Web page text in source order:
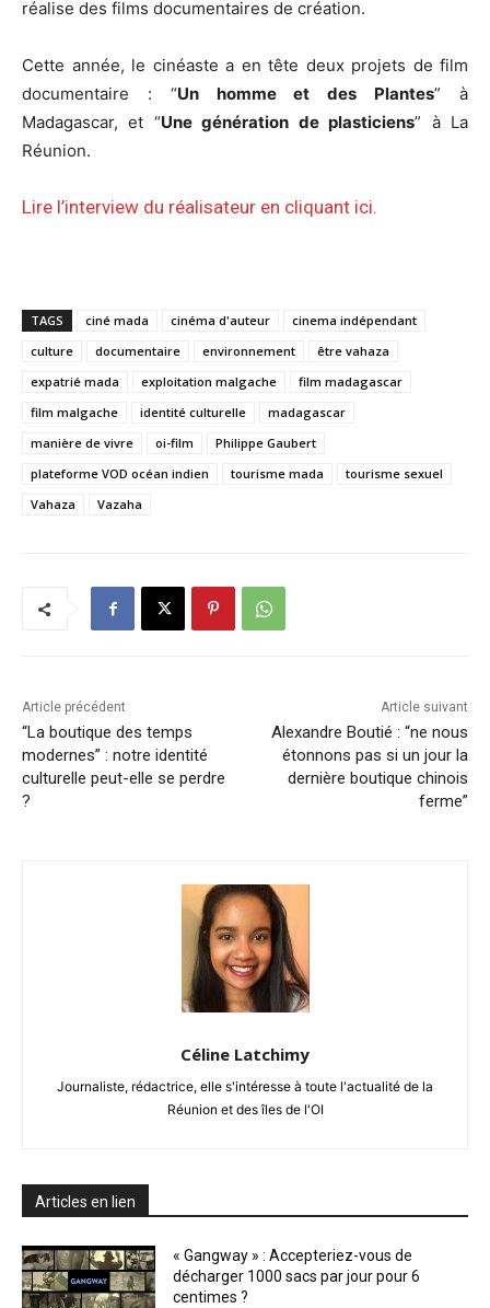
réalise des films documentaires de création.
Cette année, le cinéaste a en tête deux projets de film
documentaire : “Un homme et des Plantes” à
Madagascar, et “Une génération de plasticiens” à La
Réunion.
Lire l’interview du réalisateur en cliquant ici.
TAGS ciné mada cinéma d'auteur
cinema indépendant
culture
documentaire environnement
être vahaza
expatrié mada
exploitation malgache
film madagascar
film malgache
identité culturelle
madagascar
manière de vivre
oi-film
Philippe Gaubert
plateforme VOD océan indien
tourisme mada
tourisme sexuel
Vahaza
Vazaha
Article précédent
“La boutique des temps
modernes” : notre identité
culturelle peut-elle se perdre
?
Article suivant
Alexandre Boutié : “ne nous
étonnons pas si un jour la
dernière boutique chinois
ferme”
Céline Latchimy
Journaliste, rédactrice, elle s'intéresse à toute l'actualité de la
Réunion et des îles de l'OI
Articles en lien
« Gangway » : Accepteriez-vous de
décharger 1000 sacs par jour pour 6
centimes ?